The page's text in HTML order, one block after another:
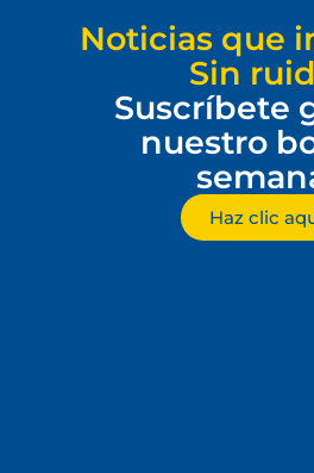
Noticias que
Sin
Suscríbete
nuestro
Haz clic